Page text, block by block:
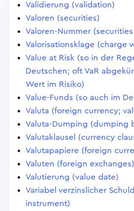
Validierung (validation)
Valoren (securities)
Valoren-Nummer
Valorisationsklage (charge
Value at Risk (so in der
Deutschen; oft VaR
Wert im Risiko)
Value-Funds (so auch im
Valuta (foreign currency;
Valuta-Dumping (dumping
Valutaklausel (currency
Valutapapiere (foreign
Valuten (foreign exchanges)
Valutierung (value date)
Variabel verzinslicher
instrument)